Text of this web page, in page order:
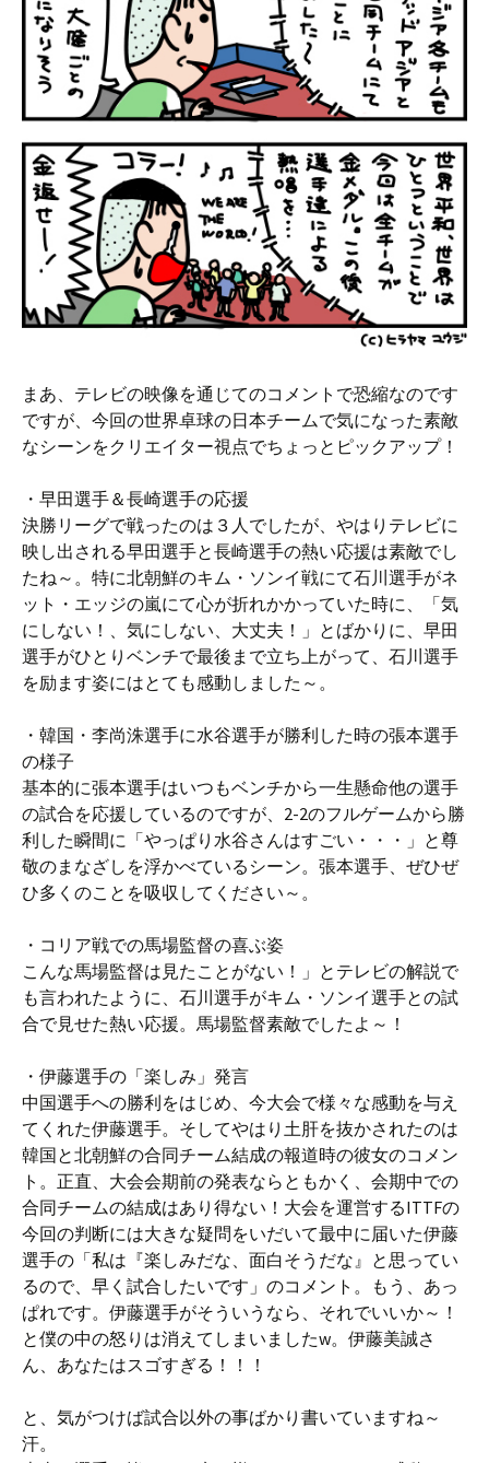
まあ、テレビの映像を通じてのコメントで恐縮なのです
ですが、今回の世界卓球の日本チームで気になった素敵
なシーンをクリエイター視点でちょっとピックアップ！
・早田選手＆長崎選手の応援
決勝リーグで戦ったのは３人でしたが、やはりテレビに
映し出される早田選手と長崎選手の熱い応援は素敵でし
たね～。特に北朝鮮のキム・ソンイ戦にて石川選手がネ
ット・エッジの嵐にて心が折れかかっていた時に、「気
にしない！、気にしない、大丈夫！」とばかりに、早田
選手がひとりベンチで最後まで立ち上がって、石川選手
を励ます姿にはとても感動しました～。
・韓国・李尚洙選手に水谷選手が勝利した時の張本選手
の様子
基本的に張本選手はいつもベンチから一生懸命他の選手
の試合を応援しているのですが、2-2のフルゲームから勝
利した瞬間に「やっぱり水谷さんはすごい・・・」と尊
敬のまなざしを浮かべているシーン。張本選手、ぜひぜ
ひ多くのことを吸収してください～。
・コリア戦での馬場監督の喜ぶ姿
こんな馬場監督は見たことがない！」とテレビの解説で
も言われたように、石川選手がキム・ソンイ選手との試
合で見せた熱い応援。馬場監督素敵でしたよ～！
・伊藤選手の「楽しみ」発言
中国選手への勝利をはじめ、今大会で様々な感動を与え
てくれた伊藤選手。そしてやはり土肝を抜かされたのは
韓国と北朝鮮の合同チーム結成の報道時の彼女のコメン
ト。正直、大会会期前の発表ならともかく、会期中での
合同チームの結成はあり得ない！大会を運営するITTFの
今回の判断には大きな疑問をいだいて最中に届いた伊藤
選手の「私は『楽しみだな、面白そうだな』と思ってい
るので、早く試合したいです」のコメント。もう、あっ
ぱれです。伊藤選手がそういうなら、それでいいか～！
と僕の中の怒りは消えてしまいましたw。伊藤美誠さ
ん、あなたはスゴすぎる！！！
と、気がつけば試合以外の事ばかり書いていますね～
汗。